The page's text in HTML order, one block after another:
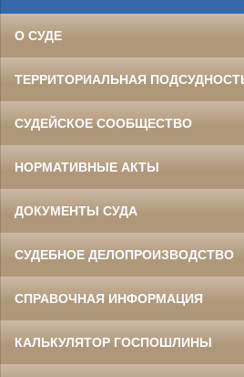
О СУДЕ
ТЕРРИТОРИАЛЬНАЯ
СУДЕЙСКОЕ СООБЩЕСТВО
НОРМАТИВНЫЕ АКТЫ
ДОКУМЕНТЫ СУДА
СУДЕБНОЕ ДЕЛОПРОИЗВОДСТВО
СПРАВОЧНАЯ ИНФОРМАЦИЯ
КАЛЬКУЛЯТОР ГОСПОШЛИНЫ